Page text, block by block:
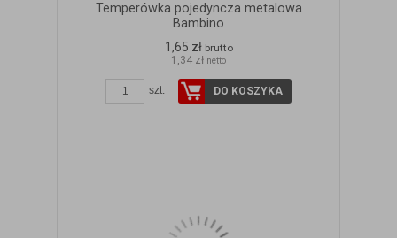
Temperówka pojedyncza metalowa
Bambino
1,65 zł brutto
1,34 zł netto
szt. DO KOSZYKA